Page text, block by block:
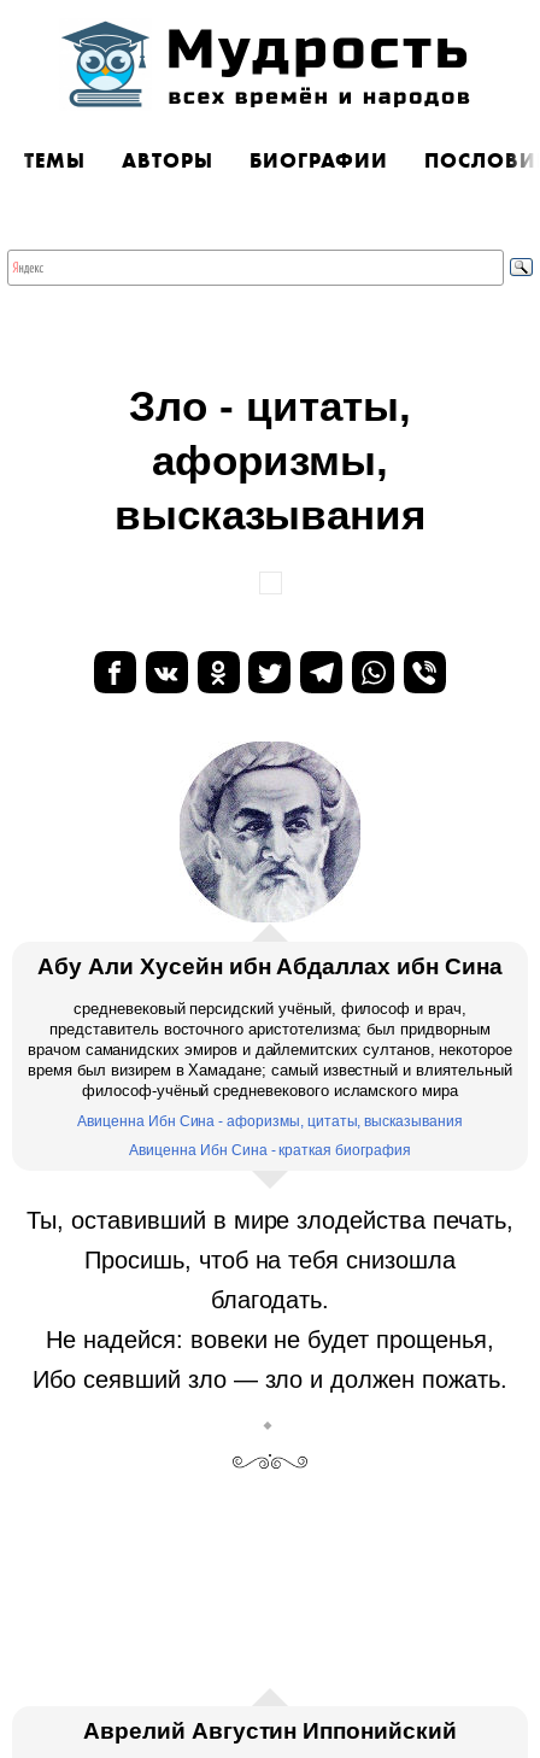
ТЕМЫ АВТОРЫ БИОГРАФИИ
Зло - цитаты,
афоризмы,
высказывания
Абу Али Хусейн ибн Абдаллах ибн Сина
средневековый персидский учёный, философ и врач,
представитель восточного аристотелизма; был придворным
врачом саманидских эмиров и дайлемитских султанов, некоторое
время был визирем в Хамадане; самый известный и влиятельный
философ-учёный средневекового исламского мира
Авиценна Ибн Сина - афоризмы, цитаты, высказывания
Авиценна Ибн Сина - краткая биография
Ты, оставивший в мире злодейства печать,
Просишь, чтоб на тебя снизошла
благодать.
Не надейся: вовеки не будет прощенья,
Ибо сеявший зло — зло и должен пожать.
Аврелий Августин Иппонийский